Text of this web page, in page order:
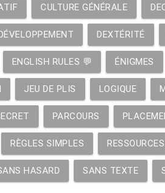
CULTURE GÉNÉRALE
DEXTÉRITÉ
ENGLISH RULES 💬 ÉNIGMES
JEU DE PLIS LOGIQUE
PARCOURS
RÈGLES SIMPLES RESSOURCES
HASARD SANS TEXTE